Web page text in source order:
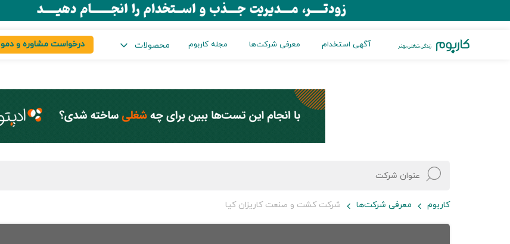
آگهی استخدام معرفی شرکت‌ها مجله کاربوم محصولات درخواست مشاوره و دمو
کاربوم معرفی شرکت‌ها شرکت کشت و صنعت کاریزان کیا